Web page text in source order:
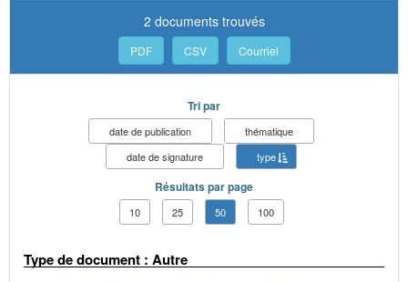
2 documents trouvés
PDF CSV Courriel
Tri par
date de publication
thématique
date de signature
type
Résultats par page
10 25 50 100
Type de document : Autre